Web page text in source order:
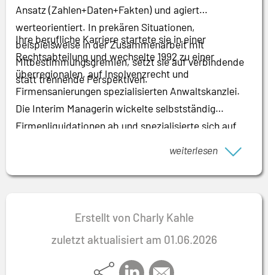
Ansatz (Zahlen+Daten+Fakten) und agiert
werteorientiert. In prekären Situationen,
beispielsweise in der Zusammenarbeit mit
Mitbestimmungsgremien, setzt sie auf verbindende
statt trennende Perspektiven.
Ihre berufliche Karriere startete sie in einer
Rechtsabteilung und wechselte 1992 zu einer
überregionalen, auf Insolvenzrecht und
Firmensanierungen spezialisierten Anwaltskanzlei.
Die Interim Managerin wickelte selbstständig
Firmenliquidationen ab und spezialisierte sich auf
globales Unternehmen der Halbleiterindustrie und
verantwortete als Managerin Human Resources
Jahren Angestelltentätigkeit als Personalerin
HR Interim Managerin und HR-Projektmanagerin.
weiterlesen
Erstellt von Charly Kahle
zuletzt aktualisiert am 01.06.2026